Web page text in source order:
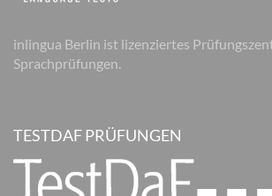
inlingua Berlin ist lizenziertes
Sprachprüfungen.
TESTDAF PRÜFUNGEN